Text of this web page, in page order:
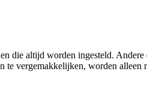
die altijd worden ingesteld.
te vergemakkelijken, worden alleen